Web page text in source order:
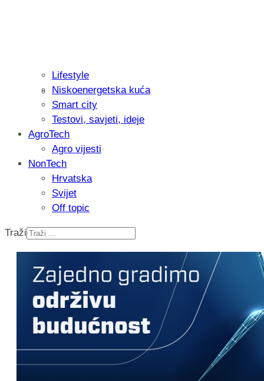
Isprobali smo: Thermostar
Recenzija: Einhell Professional CP-
nikada prije
Lifestyle
Niskoenergetska kuća
Smart city
Testovi, savjeti, ideje
AgroTech
Agro vijesti
NonTech
Hrvatska
Svijet
Off topic
Traži